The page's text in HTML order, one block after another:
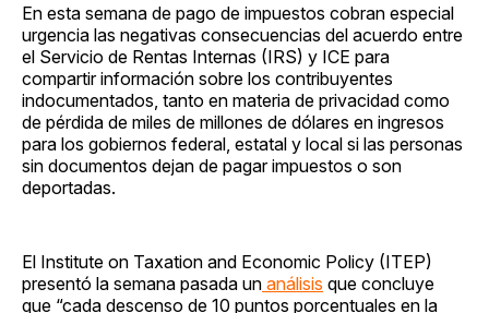
En esta semana de pago de impuestos cobran especial
urgencia las negativas consecuencias del acuerdo entre
el Servicio de Rentas Internas (IRS) y ICE para
compartir información sobre los contribuyentes
indocumentados, tanto en materia de privacidad como
de pérdida de miles de millones de dólares en ingresos
para los gobiernos federal, estatal y local si las personas
sin documentos dejan de pagar impuestos o son
deportadas.
El Institute on Taxation and Economic Policy (ITEP)
presentó la semana pasada un análisis que concluye
que “cada descenso de 10 puntos porcentuales en la